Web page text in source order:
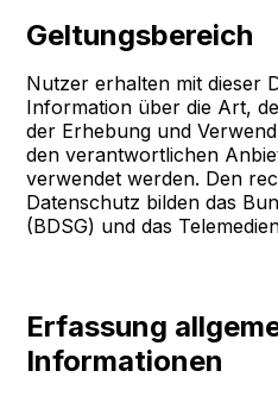
Geltungsbereich
Nutzer erhalten mit dieser
Information über die Art,
der Erhebung und
den verantwortlichen
verwendet werden. Den
Datenschutz bilden das
(BDSG) und das
Erfassung
Informationen